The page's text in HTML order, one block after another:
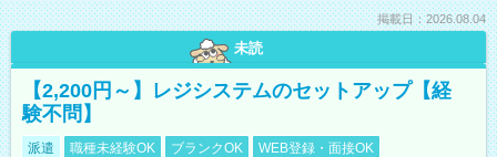
掲載日：2026.08.04
未読
【2,200円～】レジシステムのセットアップ【経
験不問】
派遣 職種未経験OK ブランクOK WEB登録・面接OK